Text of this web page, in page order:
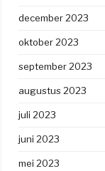
december 2023
oktober 2023
september 2023
augustus 2023
juli 2023
juni 2023
mei 2023